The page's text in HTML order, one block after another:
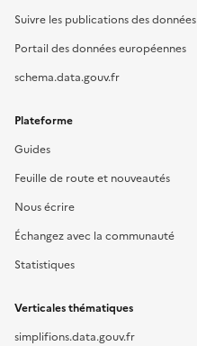
Suivre les publications des données
Portail des données européennes
schema.data.gouv.fr
Plateforme
Guides
Feuille de route et nouveautés
Nous écrire
Échangez avec la communauté
Statistiques
Verticales thématiques
simplifions.data.gouv.fr